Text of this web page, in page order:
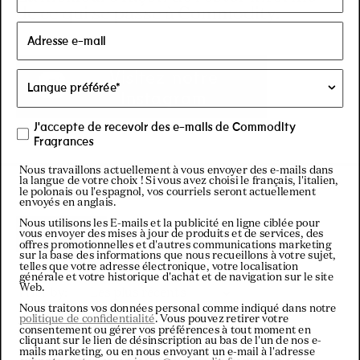
de ce qui se passe à Commodity.
Visitez notre
Filtres
Trier
Paola A.
Acheteur vérifié
J'accepte de recevoir des e-mails de Commodity
Fragrances
Nous travaillons actuellement à vous envoyer des e-mails dans
la langue de votre choix ! Si vous avez choisi le français, l'italien,
le polonais ou l'espagnol, vos courriels seront actuellement
envoyés en anglais.
Nous utilisons les E-mails et la publicité en ligne ciblée pour
vous envoyer des mises à jour de produits et de services, des
offres promotionnelles et d'autres communications marketing
sur la base des informations que nous recueillons à votre sujet,
telles que votre adresse électronique, votre localisation
générale et votre historique d'achat et de navigation sur le site
Web.
Nous traitons vos données personal comme indiqué dans notre
politique de confidentialité. Vous pouvez retirer votre
consentement ou gérer vos préférences à tout moment en
cliquant sur le lien de désinscription au bas de l'un de nos e-
mails marketing, ou en nous envoyant un e-mail à l'adresse